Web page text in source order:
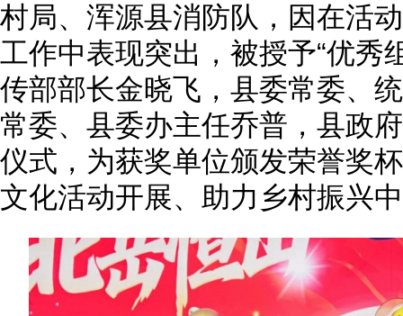
村局、浑源县消防队，因在活
工作中表现突出，被授予“优秀
传部部长金晓飞，县委常委、
常委、县委办主任乔普，县政
仪式，为获奖单位颁发荣誉奖
文化活动开展、助力乡村振兴